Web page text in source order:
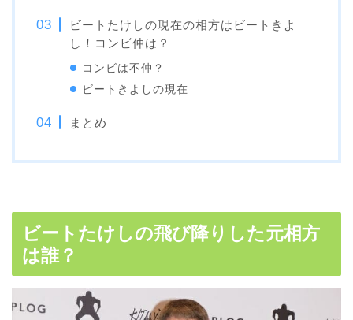
ビートたけしの現在の相方はビートきよ
し！コンビ仲は？
コンビは不仲？
ビートきよしの現在
まとめ
ビートたけしの飛び降りした元相方
は誰？